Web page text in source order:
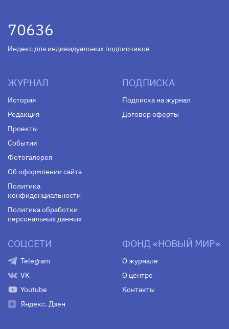
70636
Индекс для индивидуальных подписчиков
ЖУРНАЛ
История
Редакция
Проекты
События
Фотогалерея
Об оформлении сайта
Политика
конфиденциальности
Политика обработки
персональных данных
ПОДПИСКА
Подписка на журнал
Договор оферты
СОЦСЕТИ
Telegram
VK
Youtube
Яндекс. Дзен
ФОНД «НОВЫЙ МИР»
О журнале
О центре
Контакты